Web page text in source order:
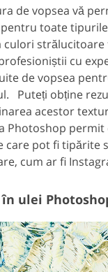
de vopsea vă
toate
culori
cu
de vopsea
Puteți obține
acestor
Photoshop permit
care pot fi tipărite
cum ar fi
ulei